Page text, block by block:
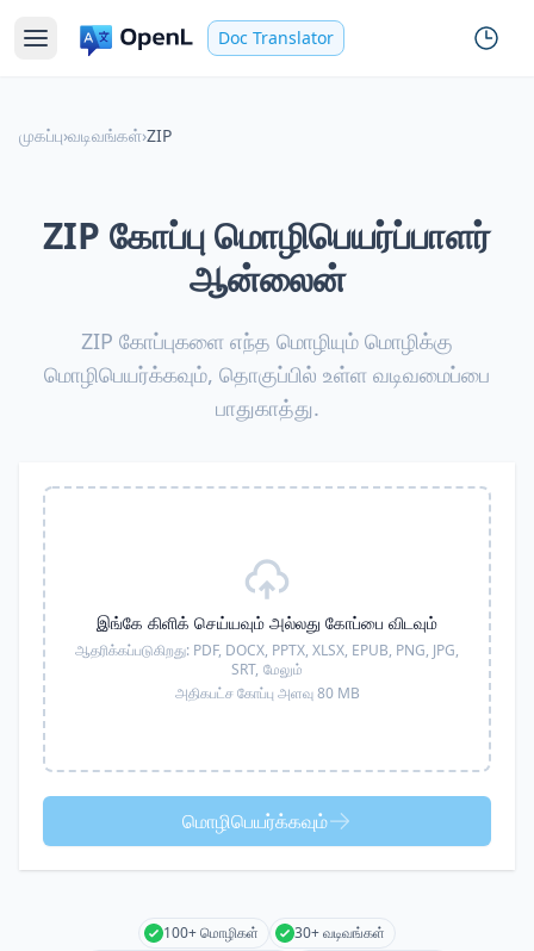
Doc Translator
முகப்பு›வடிவங்கள்›ZIP
ZIP கோப்பு மொழிபெயர்ப்பாளர்
ஆன்லைன்
ZIP கோப்புகளை எந்த மொழியும் மொழிக்கு
மொழிபெயர்க்கவும், தொகுப்பில் உள்ள வடிவமைப்பை
பாதுகாத்து.
இங்கே கிளிக் செய்யவும் அல்லது கோப்பை விடவும்
ஆதரிக்கப்படுகிறது: PDF, DOCX, PPTX, XLSX, EPUB, PNG, JPG,
SRT, மேலும்
அதிகபட்ச கோப்பு அளவு 80 MB
மொழிபெயர்க்கவும்
100+ மொழிகள்
30+ வடிவங்கள்